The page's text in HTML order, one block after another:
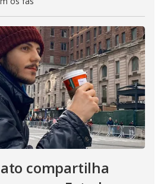
compartilha